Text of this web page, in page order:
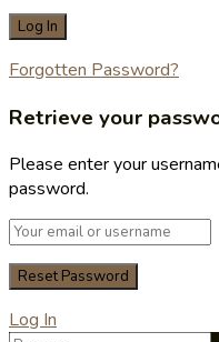
Forgotten Password?
Retrieve your
Please enter your
password.
Log In